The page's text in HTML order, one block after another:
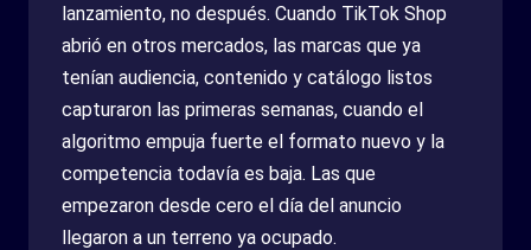
lanzamiento, no después. Cuando TikTok Shop
abrió en otros mercados, las marcas que ya
tenían audiencia, contenido y catálogo listos
capturaron las primeras semanas, cuando el
algoritmo empuja fuerte el formato nuevo y la
competencia todavía es baja. Las que
empezaron desde cero el día del anuncio
llegaron a un terreno ya ocupado.